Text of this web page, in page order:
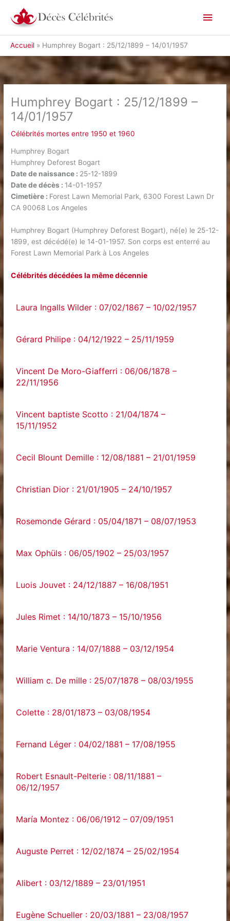
contenu
Accueil Humphrey Bogart : 25/12/1899 – 14/01/1957
Humphrey Bogart : 25/12/1899 –
14/01/1957
Célébrités mortes entre 1950 et 1960
Humphrey Bogart
Humphrey Deforest Bogart
Date de naissance : 25-12-1899
Date de décès : 14-01-1957
Cimetière : Forest Lawn Memorial Park, 6300 Forest Lawn Dr
CA 90068 Los Angeles
Humphrey Bogart (Humphrey Deforest Bogart), né(e) le 25-12-
1899, est décédé(e) le 14-01-1957. Son corps est enterré au
Forest Lawn Memorial Park à Los Angeles
Célébrités décédées la même décennie
Laura Ingalls Wilder : 07/02/1867 – 10/02/1957
Gérard Philipe : 04/12/1922 – 25/11/1959
Vincent De Moro-Giafferri : 06/06/1878 –
22/11/1956
Vincent baptiste Scotto : 21/04/1874 –
15/11/1952
Cecil Blount Demille : 12/08/1881 – 21/01/1959
Christian Dior : 21/01/1905 – 24/10/1957
Rosemonde Gérard : 05/04/1871 – 08/07/1953
Max Ophüls : 06/05/1902 – 25/03/1957
Luois Jouvet : 24/12/1887 – 16/08/1951
Jules Rimet : 14/10/1873 – 15/10/1956
Marie Ventura : 14/07/1888 – 03/12/1954
William c. De mille : 25/07/1878 – 08/03/1955
Colette : 28/01/1873 – 03/08/1954
Fernand Léger : 04/02/1881 – 17/08/1955
Robert Esnault-Pelterie : 08/11/1881 –
06/12/1957
María Montez : 06/06/1912 – 07/09/1951
Auguste Perret : 12/02/1874 – 25/02/1954
Alibert : 03/12/1889 – 23/01/1951
Eugène Schueller : 20/03/1881 – 23/08/1957